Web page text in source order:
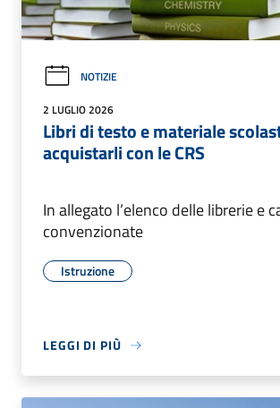
NOTIZIE
2 LUGLIO 2026
Libri di testo e materiale
acquistarli con le CRS
In allegato l’elenco delle librerie e
convenzionate
Istruzione
LEGGI DI PIÙ